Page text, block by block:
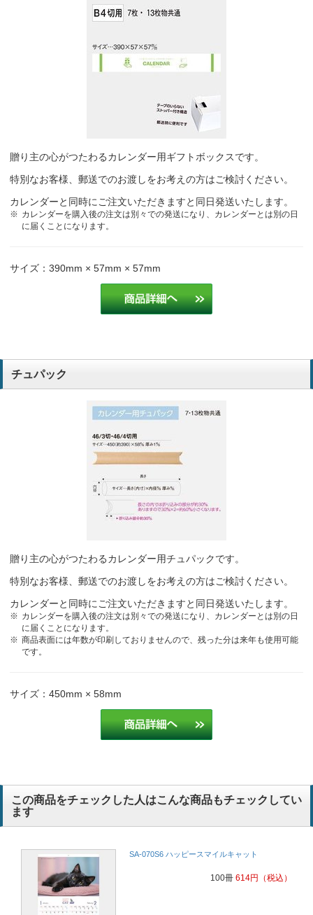
贈り主の心がつたわるカレンダー用ギフトボックスです。
特別なお客様、郵送でのお渡しをお考えの方はご検討ください。
カレンダーと同時にご注文いただきますと同日発送いたします。
カレンダーを購入後の注文は別々での発送になり、カレンダーとは別の日
に届くことになります。
サイズ：390mm × 57mm × 57mm
チュパック
贈り主の心がつたわるカレンダー用チュパックです。
特別なお客様、郵送でのお渡しをお考えの方はご検討ください。
カレンダーと同時にご注文いただきますと同日発送いたします。
カレンダーを購入後の注文は別々での発送になり、カレンダーとは別の日
に届くことになります。
商品表面には年数が印刷しておりませんので、残った分は来年も使用可能
です。
サイズ：450mm × 58mm
この商品をチェックした人はこんな商品もチェックしてい
ます
SA-070S6 ハッピースマイルキャット
100冊 614円 （税込）